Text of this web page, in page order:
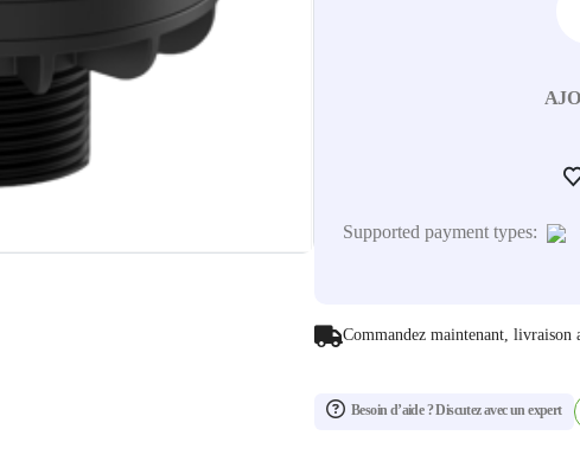
Supported payment types:
Commandez maintenant, livraison
Besoin d’aide ? Discutez avec un expert